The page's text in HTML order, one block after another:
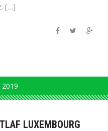
[…]
2019
LUXEMBOURG